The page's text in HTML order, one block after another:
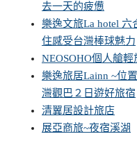
去一天的疲憊
樂逸文旅La hotel 六
住感受台灣棒球魅力
NEOSOHO個人艙
樂逸旅居Lainn ~位
灣觀巴２日遊好旅宿
清翼居設計旅店
展亞商旅~夜宿溪湖